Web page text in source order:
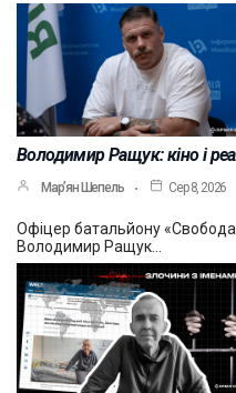
Володимир Ращук: кіно і
Мар’ян Шепель Сер 8, 2026
Офіцер батальйону
Володимир Ращук…